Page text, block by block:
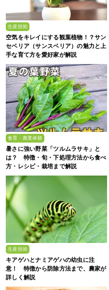
生産技術
空気をキレイにする観葉植物！？サン
セベリア（サンスベリア）の魅力と上
手な育て方を愛好家が解説
食育・農業体験
暑さに強い野菜「ツルムラサキ」と
は？ 特徴・旬・下処理方法から食べ
方・レシピ・栽培まで解説
生産技術
キアゲハとナミアゲハの幼虫に注
意！ 特徴から防除方法まで、農家が
詳しく解説